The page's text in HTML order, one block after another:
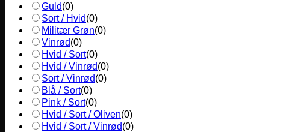
Guld(0)
Sort / Hvid(0)
Militær Grøn(0)
Vinrød(0)
Hvid / Sort(0)
Hvid / Vinrød(0)
Sort / Vinrød(0)
Blå / Sort(0)
Pink / Sort(0)
Hvid / Sort / Oliven(0)
Hvid / Sort / Vinrød(0)